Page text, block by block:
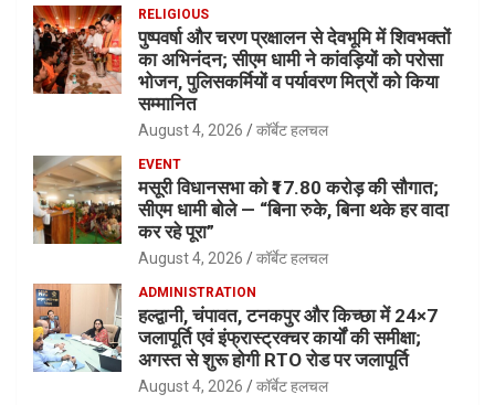
RELIGIOUS
पुष्पवर्षा और चरण प्रक्षालन से देवभूमि में शिवभक्तों
का अभिनंदन; सीएम धामी ने कांवड़ियों को परोसा
भोजन, पुलिसकर्मियों व पर्यावरण मित्रों को किया
सम्मानित
August 4, 2026 कॉर्बेट हलचल
EVENT
मसूरी विधानसभा को ₹17.80 करोड़ की सौगात;
सीएम धामी बोले — “बिना रुके, बिना थके हर वादा
कर रहे पूरा”
August 4, 2026 कॉर्बेट हलचल
ADMINISTRATION
हल्द्वानी, चंपावत, टनकपुर और किच्छा में 24×7
जलापूर्ति एवं इंफ्रास्ट्रक्चर कार्यों की समीक्षा;
अगस्त से शुरू होगी RTO रोड पर जलापूर्ति
August 4, 2026 कॉर्बेट हलचल